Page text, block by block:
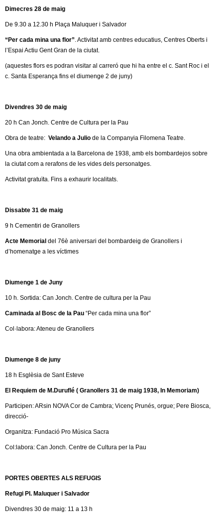
Dimecres 28 de maig
De 9.30 a 12.30 h Plaça Maluquer i Salvador
“Per cada mina una flor”. Activitat amb centres educatius, Centres Oberts i
l’Espai Actiu Gent Gran de la ciutat.
(aquestes flors es podran visitar al carreró que hi ha entre el c. Sant Roc i el
c. Santa Esperança fins el diumenge 2 de juny)
Divendres 30 de maig
20 h Can Jonch. Centre de Cultura per la Pau
Obra de teatre: Velando a Julio de la Companyia Filomena Teatre.
Una obra ambientada a la Barcelona de 1938, amb els bombardejos sobre
la ciutat com a rerafons de les vides dels personatges.
Activitat gratuïta. Fins a exhaurir localitats.
Dissabte 31 de maig
9 h Cementiri de Granollers
Acte Memorial del 76è aniversari del bombardeig de Granollers i
d’homenatge a les víctimes
Diumenge 1 de Juny
10 h. Sortida: Can Jonch. Centre de cultura per la Pau
Caminada al Bosc de la Pau “Per cada mina una flor”
Col·labora: Ateneu de Granollers
Diumenge 8 de juny
18 h Esglèsia de Sant Esteve
El Requiem de M.Duruflé ( Granollers 31 de maig 1938, In Memoriam)
Participen: ARsin NOVA Cor de Cambra; Vicenç Prunés, orgue; Pere Biosca,
direcció-
Organitza: Fundació Pro Música Sacra
Col:labora: Can Jonch. Centre de Cultura per la Pau
PORTES OBERTES ALS REFUGIS
Refugi Pl. Maluquer i Salvador
Divendres 30 de maig: 11 a 13 h